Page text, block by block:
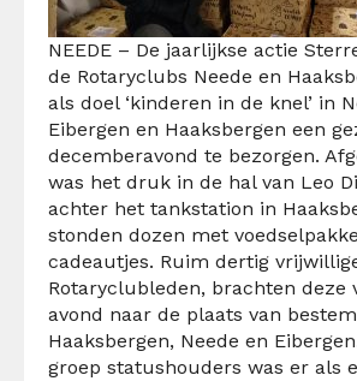
NEEDE – De jaarlijkse actie
de Rotaryclubs Neede en
als doel ‘kinderen in de knel’ in
Eibergen en Haaksbergen een
decemberavond te bezorgen.
was het druk in de hal van Leo
achter het tankstation in
stonden dozen met
cadeautjes. Ruim dertig
Rotaryclubleden, brachten deze
avond naar de plaats van
Haaksbergen, Neede en
groep statushouders was er als